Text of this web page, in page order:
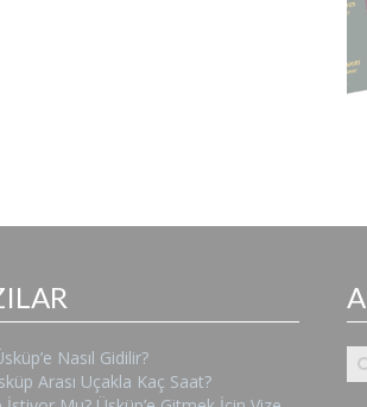
Nasıl Gidilir?
Arası Uçakla Kaç Saat?